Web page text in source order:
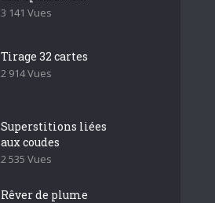
3 141 Vues
Tirage 32 cartes
2 914 Vues
Superstitions liées
aux coudes
2 535 Vues
Rêver de plume